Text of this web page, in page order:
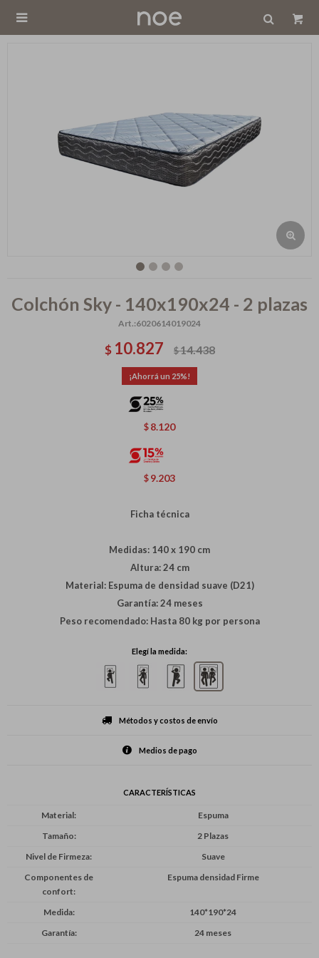

Colchón Sky - 140x190x24 - 2 plazas
6020614019024
$ 10.827 $14.438
25
$ 8.120
$ 9.203
Ficha técnica
Medidas: 140 x 190 cm
Altura: 24 cm
Material: Espuma de densidad suave (D21)
Garantía: 24 meses
Peso recomendado: Hasta 80 kg por persona
Elegí la medida:
Métodos y costos de envío
Medios de pago
CARACTERÍSTICAS
Material
Espuma
Tamaño
2 Plazas
Nivel de Firmeza
Suave
Componentes de
confort
Espuma densidad Firme
Medida
140*190*24
Garantía
24 meses